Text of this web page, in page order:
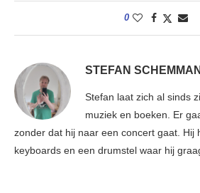
0
STEFAN
Stefan laat zich al sinds
muziek en boeken. Er
zonder dat hij naar een concert gaat. Hij
keyboards en een drumstel waar hij